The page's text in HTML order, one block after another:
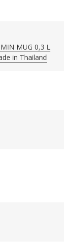
MUG 0,3 L
in Thailand